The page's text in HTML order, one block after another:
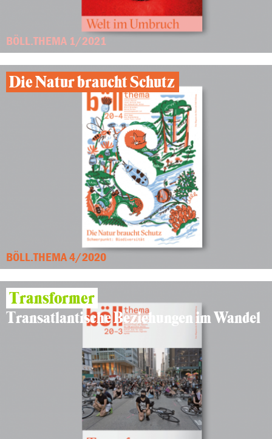
BÖLL.THEMA 1/2021
Die Natur braucht Schutz
BÖLL.THEMA 4/2020
Transformer
Transatlantische Beziehungen im Wandel